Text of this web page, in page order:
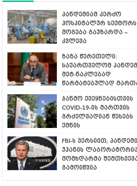
პანდემიამ კერძო
ჰოსპიტალურ სექტორს
მოგება გაუზარდა –
კვლევა
ზაზა წერეთელი:
საქართველომ
მეტ-ნაკლებად
წარმატებულად
ჯანმო ქვეყნებისთვის
COVID-19-ის მართვის
გრძელვადიან წესებს
ქმნის
FBI-ს ვერსიით,
უჰანის
მომხდარმა
გამოიწვია